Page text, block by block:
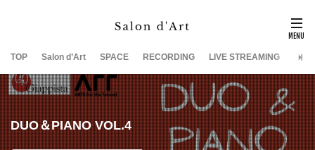
TOP Salon d’Art SPACE RECORDING LIVE STREAMING
DUO＆PIANO VOL.4